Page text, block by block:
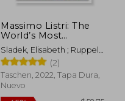
Massimo Listri: The
World’s Most
Beautiful Libraries (en
Inglés)
Sladek, Elisabeth ; Ruppelt,
Georg ; Listri, Massimo
(2)
Taschen, 2022, Tapa Dura,
Nuevo